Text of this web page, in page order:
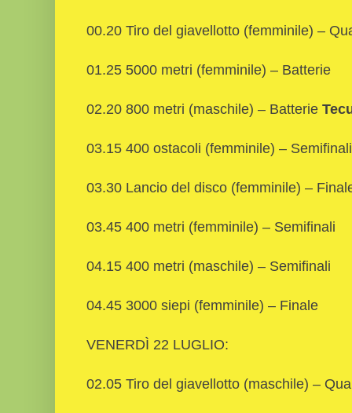
00.20 Tiro del giavellotto (femminile) –
01.25 5000 metri (femminile) – Batterie
02.20 800 metri (maschile) – Batterie
03.15 400 ostacoli (femminile) –
03.30 Lancio del disco (femminile) –
03.45 400 metri (femminile) – Semifinali
04.15 400 metri (maschile) – Semifinali
04.45 3000 siepi (femminile) – Finale
VENERDÌ 22 LUGLIO:
02.05 Tiro del giavellotto (maschile) –